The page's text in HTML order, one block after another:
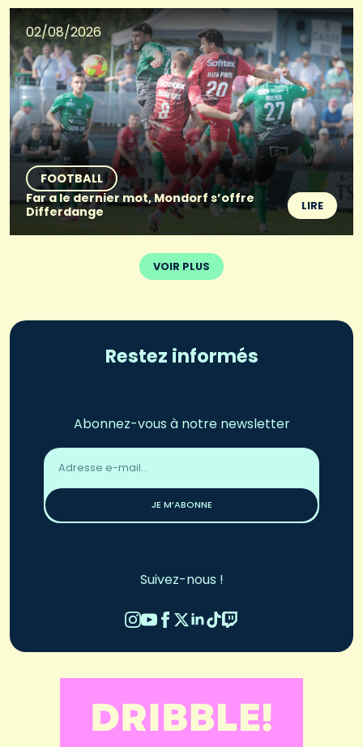
02/08/2026
FOOTBALL
Far a le dernier mot, Mondorf s’offre
Differdange
LIRE
VOIR PLUS
Restez informés
Abonnez-vous à notre newsletter
Adresse
email
JE M’ABONNE
Suivez-nous !